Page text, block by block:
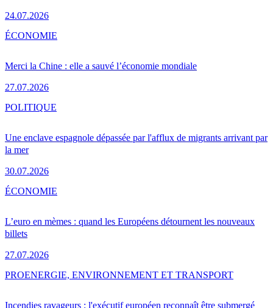
24.07.2026
Merci la Chine : elle a sauvé l’économie mondiale
27.07.2026
ÉCONOMIE
Une enclave espagnole dépassée par l'afflux de migrants arrivant par
la mer
30.07.2026
POLITIQUE
L’euro en mèmes : quand les Européens détournent les nouveaux
billets
27.07.2026
ÉCONOMIE
Incendies ravageurs : l'exécutif européen reconnaît être submergé
PROENERGIE, ENVIRONNEMENT ET TRANSPORT